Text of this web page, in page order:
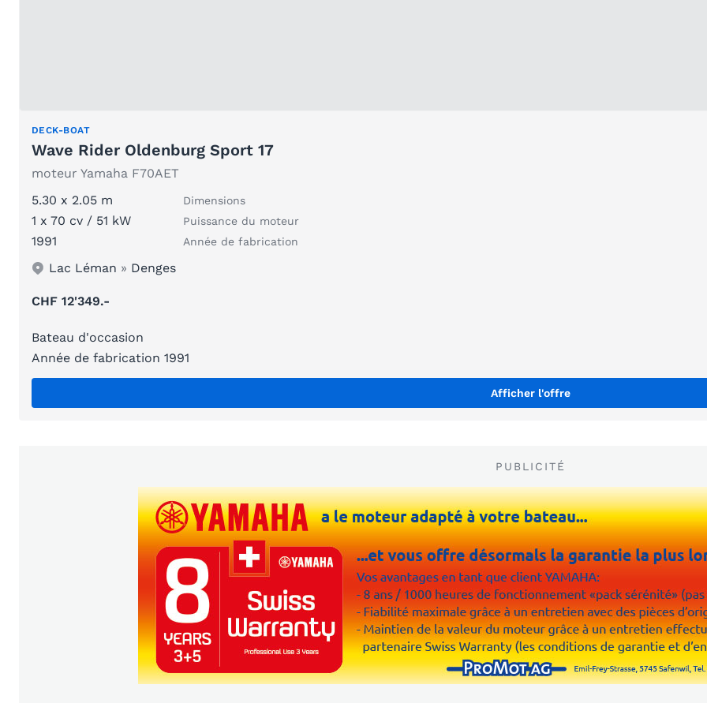
DECK-BOAT
Wave Rider Oldenburg Sport 17
moteur Yamaha F70AET
5.30 x 2.05 m
Dimensions
1 x 70 cv / 51 kW Puissance du moteur
1991 Année de fabrication
Lac Léman » Denges
CHF 12'349.-
Bateau d'occasion
Année de fabrication 1991
Afficher l'offre
PUBLICITÉ